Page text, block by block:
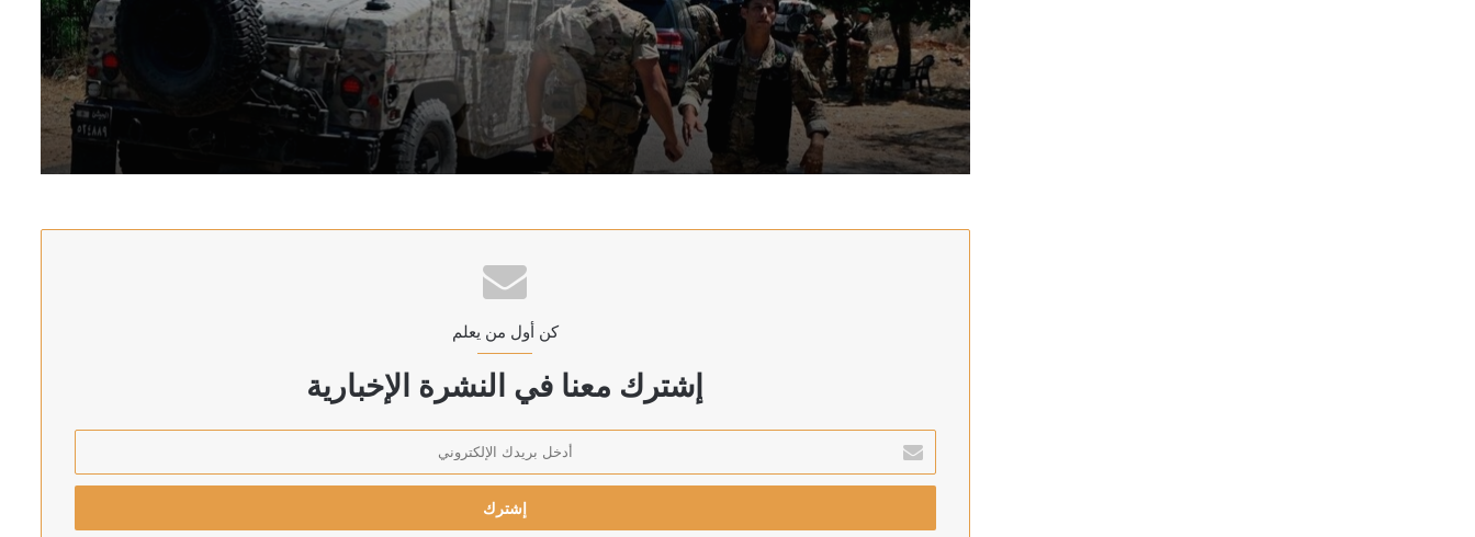
منذ 6 ساعات
قائد الجيش اللبناني يتفقد بلدة زوطر الغربية يرافقه وفد عسكري أمريكي
بريطانيا تواجه كابوسا مزدوجا.. موجة حر قاتلة ونيران تهدد قلب الطاقة النووية (فيديو)
إيلون ماسك يفتح محفظته لتمويل “حزب ترامب” في انتخابات التجديد النصفي
كن أول من يعلم
إشترك معنا في النشرة الإخبارية
بريدك
الإلكتروني